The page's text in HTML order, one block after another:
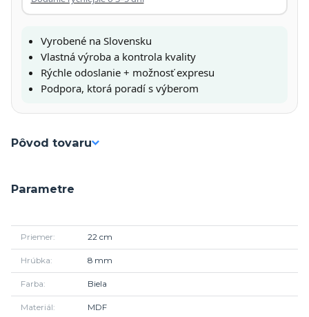
Vyrobené na Slovensku
Vlastná výroba a kontrola kvality
Rýchle odoslanie + možnosť expresu
Podpora, ktorá poradí s výberom
Pôvod tovaru
Parametre
Priemer 22 cm
Hrúbka 8 mm
Farba Biela
Materiál MDF